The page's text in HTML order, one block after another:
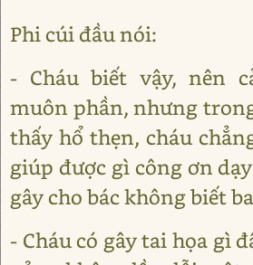
Phi cúi đầu nói:
- Cháu biết vậy, nên
muôn phần, nhưng
thấy hổ thẹn, cháu
giúp được gì công ơn
gây cho bác không biết
- Cháu có gây tai họa gì